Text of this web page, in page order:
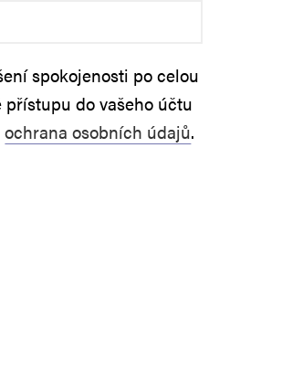
spokojenosti po celou
do vašeho účtu
ochrana osobních údajů.